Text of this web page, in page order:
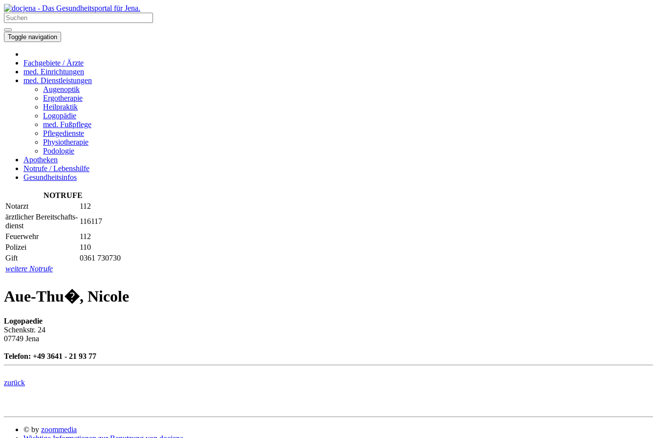
Toggle navigation
Fachgebiete / Ärzte
med. Einrichtungen
med. Dienstleistungen
Augenoptik
Ergotherapie
Heilpraktik
Logopädie
med. Fußpflege
Pflegedienste
Physiotherapie
Podologie
Apotheken
Notrufe / Lebenshilfe
Gesundheitsinfos
NOTRUFE
Notarzt
112
ärztlicher Bereitschafts-
dienst
116117
Feuerwehr
112
Polizei
110
Gift
0361 730730
weitere Notrufe
Aue-Thu�, Nicole
Logopaedie
Schenkstr. 24
07749 Jena
Telefon: +49 3641 - 21 93 77
zurück
© by zoommedia